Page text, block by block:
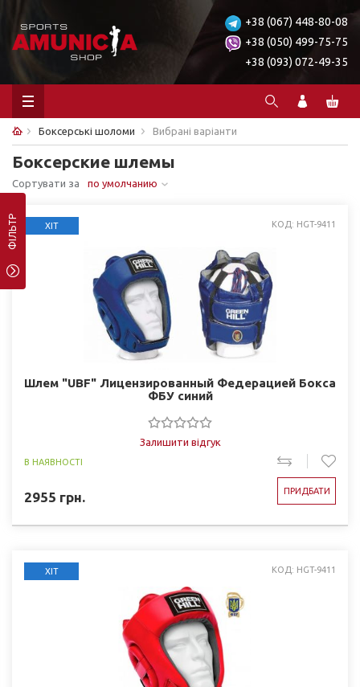
+38 (067) 448-80-08
+38 (050) 499-75-75
+38 (093) 072-49-35
Боксерські шоломи Вибрані варіанти
Боксерские шлемы
Сортувати за по умолчанию
ФІЛЬТР ХІТ КОД: HGT-9411
Шлем "UBF" Лицензированный Федерацией Бокса
ФБУ синий
Залишити відгук
В НАЯВНОСТІ
2955 грн. ПРИДБАТИ
ХІТ КОД: HGT-9411